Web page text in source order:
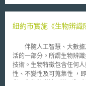
其中每個指數排名（全球
間，加上對影響每年排名的因素進行分析。
分項指數的平均值計算。
經濟因素，這些因素共分
成果的實際創新產出為證
出。
否可行，則須待進一步的觀察。 另一方面，在銅絞線的
之結果，證明BT在寬頻市
限，將透過消費者物價指
物價指數（Retail Price
line）、分享式迴路（
（wholesale line rental）
的價格。 Ofcom於今年10月提出年度「基礎設施報告」
關係的說明，以不實施專
轉移至敗訴方，並加諸合
者持續針對所有之專利進
由空殼公司進行濫訟之行為。 5.創新法案另試圖使專利產品之實際
替消費者面對專利侵權時相關產品之訴訟
同時，參議院也有相類似
紐約市實施《生物辨識
伴隨人工智慧、大數據
活的一部分。所謂生物辨
技術。生物特徵包含任何
性、不變性及可蒐集性 ，